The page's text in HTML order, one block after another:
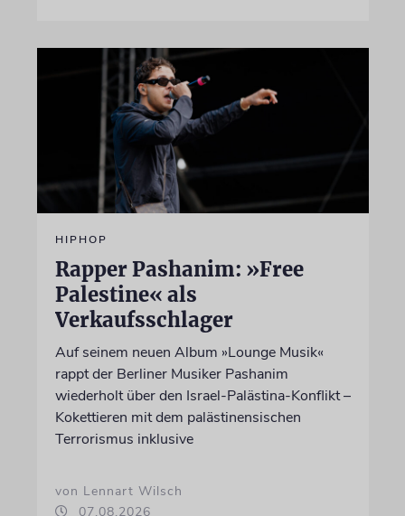
HIPHOP
Rapper Pashanim: »Free
Palestine« als
Verkaufsschlager
Auf seinem neuen Album »Lounge Musik«
rappt der Berliner Musiker Pashanim
wiederholt über den Israel-Palästina-Konflikt –
Kokettieren mit dem palästinensischen
Terrorismus inklusive
von Lennart Wilsch
07.08.2026